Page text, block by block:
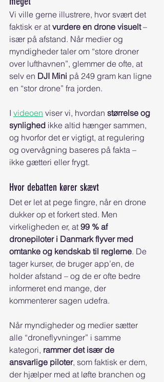
Vi ville gerne illustrere, hvor svært det
faktisk er at vurdere en drone visuelt –
især på afstand. Når medier og
myndigheder taler om “store droner
over lufthavnen”, glemmer de ofte, at
selv en DJI Mini på 249 gram kan ligne
en “stor drone” fra jorden.
I videoen viser vi, hvordan størrelse og
synlighed ikke altid hænger sammen,
og hvorfor det er vigtigt, at regulering
og overvågning baseres på fakta –
ikke gætteri eller frygt.
Hvor debatten kører skævt
Det er let at pege fingre, når en drone
dukker op et forkert sted. Men
virkeligheden er, at 99 % af
dronepiloter i Danmark flyver med
omtanke og kendskab til reglerne. De
tager kurser, de bruger app’en, de
holder afstand – og de er ofte bedre
informeret end mange, der
kommenterer sagen udefra.
Når myndigheder og medier sætter
alle “droneflyvninger” i samme
kategori, rammer det især de
ansvarlige piloter, som faktisk er dem,
der hjælper med at løfte branchen og